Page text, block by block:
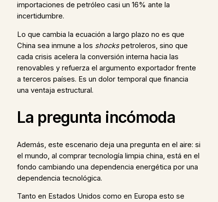
importaciones de petróleo casi un 16% ante la
incertidumbre.
Lo que cambia la ecuación a largo plazo no es que
China sea inmune a los shockspetroleros, sino que
cada crisis acelera la conversión interna hacia las
renovables y refuerza el argumento exportador frente
a terceros países. Es un dolor temporal que financia
una ventaja estructural.
La pregunta incómoda
Además, este escenario deja una pregunta en el aire: si
el mundo, al comprar tecnología limpia china, está en el
fondo cambiando una dependencia energética por una
dependencia tecnológica.
Tanto en Estados Unidos como en Europa esto se